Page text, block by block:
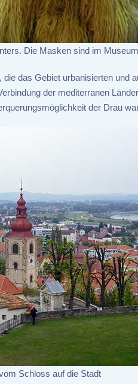
Die Masken sind im
das Gebiet urbanisierten und
der mediterranen
der Drau
Schloss auf die Stadt